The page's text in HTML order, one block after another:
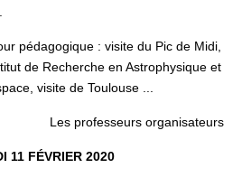
pédagogique : visite du Pic de Midi,
de Recherche en Astrophysique et
visite de Toulouse ...
Les professeurs organisateurs
11 FÉVRIER2020